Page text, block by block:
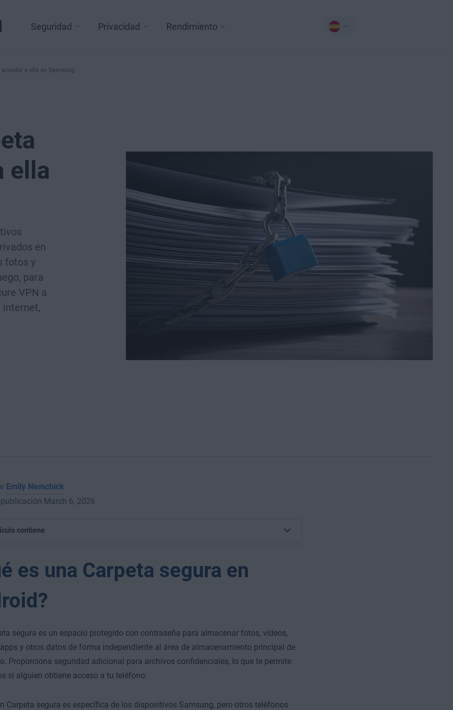
Seguridad Privacidad Rendimiento
a ella en Samsung
ella
en
fotos y
para
VPN a
internet,
Emily Nemchick
March 6, 2026
contiene
es una Carpeta segura en
segura es un espacio protegido con contraseña para almacenar fotos, vídeos,
y otros datos de forma independiente al área de almacenamiento principal de
Proporciona seguridad adicional para archivos confidenciales, lo que te permite
si alguien obtiene acceso a tu teléfono.
Carpeta segura es específica de los dispositivos Samsung, pero otros teléfonos